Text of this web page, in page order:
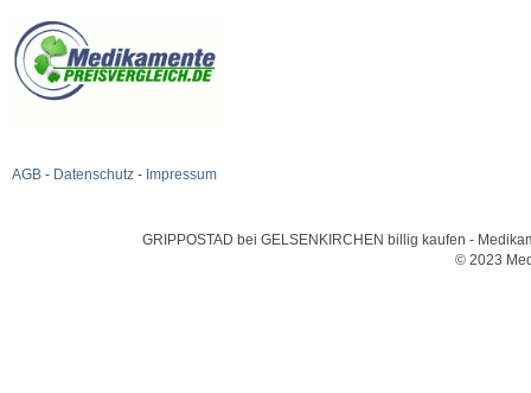
AGB - Datenschutz - Impressum
GRIPPOSTAD bei GELSENKIRCHEN billig kaufen -
© 2023